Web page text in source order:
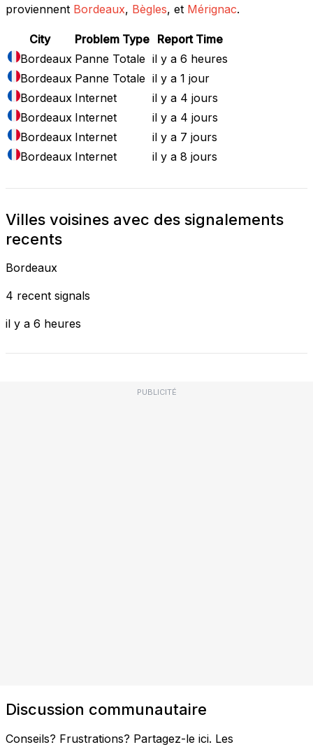
proviennent Bordeaux, Bègles, et Mérignac.
City Problem Type Report Time
Bordeaux Panne Totale il y a 6 heures
Bordeaux Panne Totale il y a 1 jour
Bordeaux Internet
il y a 4 jours
Bordeaux Internet
il y a 4 jours
Bordeaux Internet
il y a 7 jours
Bordeaux Internet il y a 8 jours
Villes voisines avec des signalements
recents
Bordeaux
4 recent signals
il y a 6 heures
PUBLICITÉ
Discussion communautaire
Conseils? Frustrations? Partagez-le ici. Les